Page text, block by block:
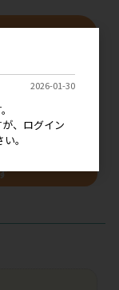
2026-01-30
、ログイン
。